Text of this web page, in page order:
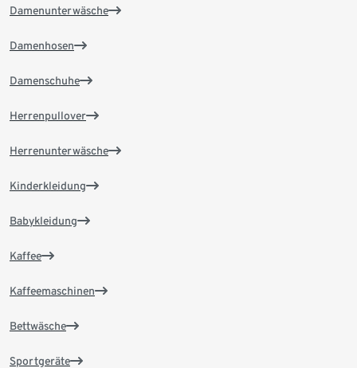
Damenunterwäsche
Damenhosen
Damenschuhe
Herrenpullover
Herrenunterwäsche
Kinderkleidung
Babykleidung
Kaffee
Kaffeemaschinen
Bettwäsche
Sportgeräte